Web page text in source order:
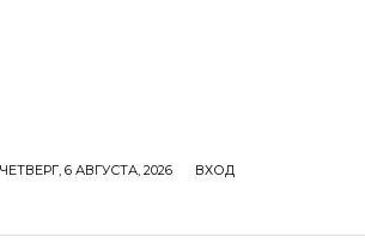
ЧЕТВЕРГ, 6 АВГУСТА, 2026 ВХОД